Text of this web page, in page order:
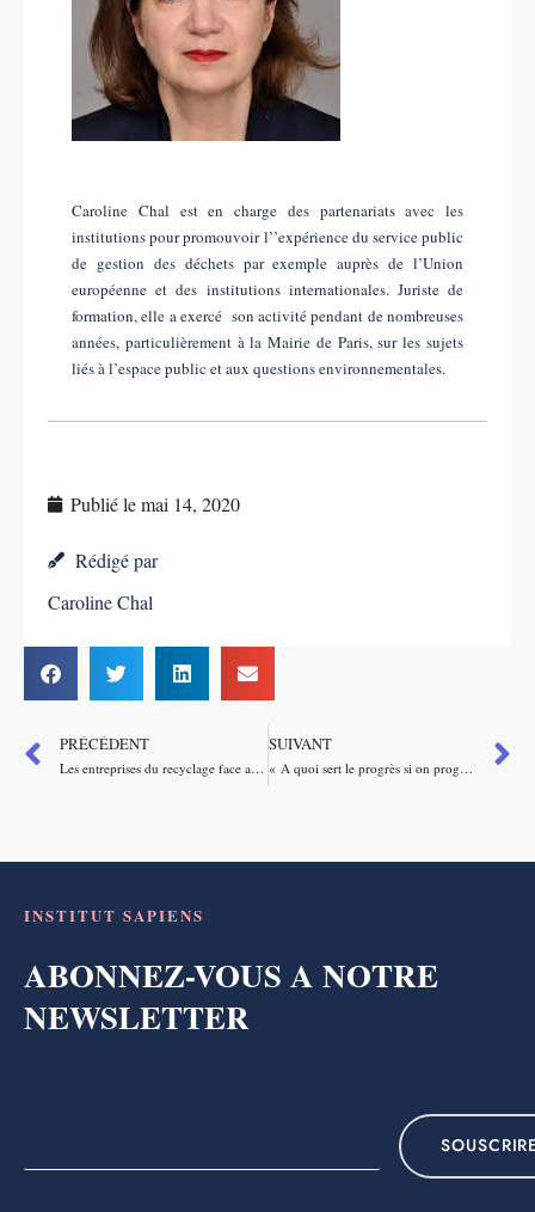
Caroline Chal est en charge des partenariats avec les
institutions pour promouvoir l’’expérience du service public
de gestion des déchets par exemple auprès de l’Union
européenne et des institutions internationales. Juriste de
formation, elle a exercé son activité pendant de nombreuses
années, particulièrement à la Mairie de Paris, sur les sujets
liés à l’espace public et aux questions environnementales.
Publié lemai 14, 2020
Rédigé par
Caroline Chal
PRÉCÉDENT
Les entreprises du recyclage face au défi de la crise sanitaire – Interview de Jean-Luc Petithuguenin, président de FEDEREC
SUIVANT
« A quoi sert le progrès si on progresse mal ? » – Interview d’Inès Leonarduzzi
INSTITUT SAPIENS
ABONNEZ-VOUS A NOTRE
NEWSLETTER